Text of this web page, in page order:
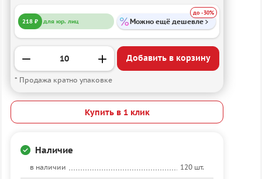
218 ₽ для юр. лиц Можно ещё дешевле
до -30%
Добавить в корзину
* Продажа кратно упаковке
Купить в 1 клик
Наличие
в наличии 120 шт.